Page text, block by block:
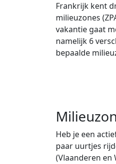
Frankrijk kent
milieuzones
vakantie gaat
namelijk 6
bepaalde
Heb je een
paar uurtjes
(Vlaanderen en